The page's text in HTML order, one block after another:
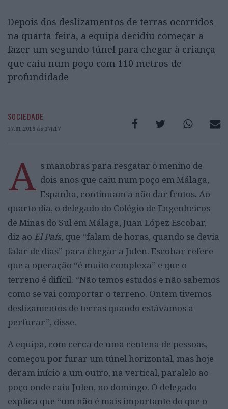
Depois dos deslizamentos de terras ocorridos
na quarta-feira, a equipa decidiu começar a
fazer um segundo túnel para chegar à criança
que caiu num poço com 110 metros de
profundidade
SOCIEDADE
17.01.2019 às 17h17
A s manobras para resgatar o menino de
dois anos que caiu num poço em Málaga,
Espanha, continuam a não dar frutos. Ao
quarto dia, o delegado do Colégio de Engenheiros
de Minas do Sul em Málaga, Juan López Escobar,
diz ao El País, que “falam de horas, quando se devia
falar de dias” para chegar a Julen. Escobar refere
que a operação “é muito complexa” e que o
terreno é difícil. “Não temos estudos e não sabemos
como se vai comportar o terreno. Ontem tivemos
deslizamentos de terras quando estávamos a
perfurar”, disse.
A equipa, com cerca de uma centena de pessoas,
começou por furar um túnel horizontal, mas hoje
deram início a um outro, na vertical, paralelo ao
poço onde caiu Julen, no domingo. O delegado
explica que “um não é mais importante do que o